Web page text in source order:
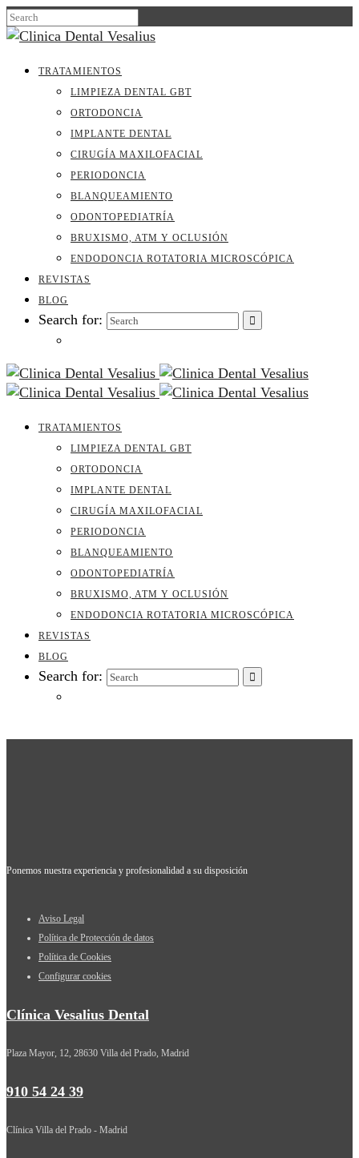
TRATAMIENTOS
LIMPIEZA DENTAL GBT
ORTODONCIA
IMPLANTE DENTAL
CIRUGÍA MAXILOFACIAL
PERIODONCIA
BLANQUEAMIENTO
ODONTOPEDIATRÍA
BRUXISMO, ATM Y OCLUSIÓN
ENDODONCIA ROTATORIA MICROSCÓPICA
REVISTAS
BLOG
Search for:
TRATAMIENTOS
LIMPIEZA DENTAL GBT
ORTODONCIA
IMPLANTE DENTAL
CIRUGÍA MAXILOFACIAL
PERIODONCIA
BLANQUEAMIENTO
ODONTOPEDIATRÍA
BRUXISMO, ATM Y OCLUSIÓN
ENDODONCIA ROTATORIA MICROSCÓPICA
REVISTAS
BLOG
Search for:
Ponemos nuestra experiencia y profesionalidad a su disposición
Aviso Legal
Política de Protección de datos
Política de Cookies
Configurar cookies
Clínica Vesalius Dental
Plaza Mayor, 12, 28630 Villa del Prado, Madrid
910 54 24 39
Clínica Villa del Prado - Madrid